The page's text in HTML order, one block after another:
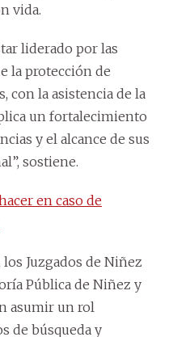
vida.
liderado por las
la protección de
con la asistencia de la
un fortalecimiento
y el alcance de sus
sostiene.
en caso de
Juzgados de Niñez
Pública de Niñez y
asumir un rol
de búsqueda y